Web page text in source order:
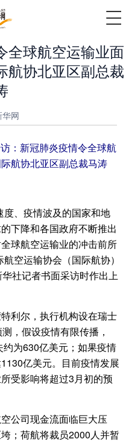
全球航空运输业面
协北亚区副总裁
网
：新冠肺炎疫情令全球航
航协北亚区副总裁马涛
、疫情波及的国家和地
下降和各国政府不断推出
球航空运输业的冲击前所
空运输协会（国际航协）
社记者书面采访时作出上
利尔，执行机构设在瑞士
，假设疫情有限传播，
为630亿美元；如果疫情
亿美元。目前疫情发展
受影响将超过3月初的预
公司现金流面临巨大压
；荷航将裁员2000人并暂